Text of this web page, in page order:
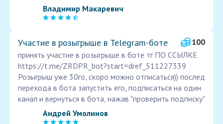
Владимир Макаревич
Участие в розыгрыше в Telegram-боте
100
принять участие в розыгрыше в боте тг ПО ССЫЛКЕ
https://t.me/ZRDPR_bot?start=dref_511227339
Розыгрыш уже 30го, скоро можно отписаться)) послед
перехода в бота запустить его, подписаться на один
канал и вернуться в бота, нажав "проверить подписку"
Андрей Умолинов